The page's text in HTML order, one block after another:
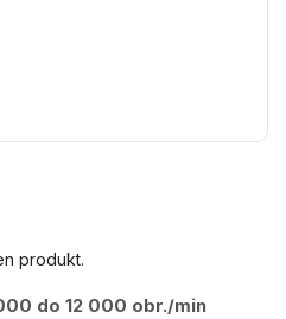
produkt.
do 12 000 obr./min